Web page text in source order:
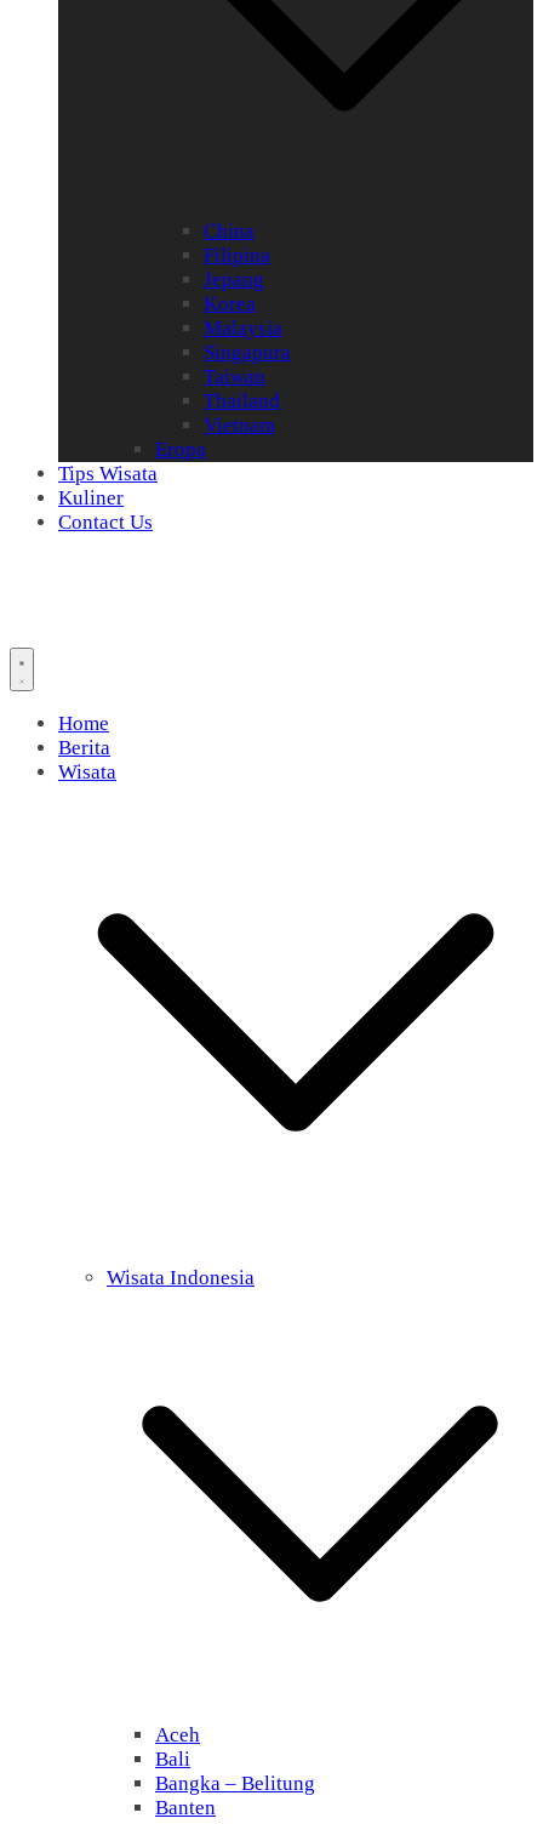
China
Filipina
Jepang
Korea
Malaysia
Singapura
Taiwan
Thailand
Vietnam
Eropa
Tips Wisata
Kuliner
Contact Us
Home
Berita
Wisata
Wisata Indonesia
Aceh
Bali
Bangka – Belitung
Banten